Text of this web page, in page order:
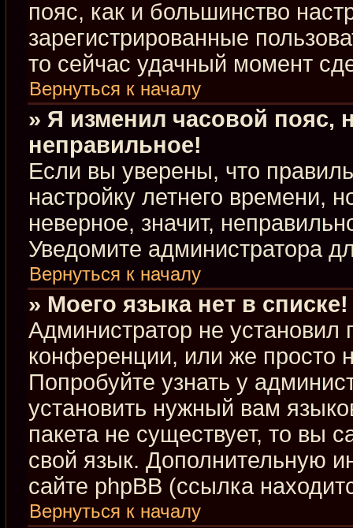
пояс, как и большинство
зарегистрированные
то сейчас удачный момент
Вернуться к началу
» Я изменил часовой пояс,
неправильное!
Если вы уверены, что
настройку летнего времени,
неверное, значит,
Уведомите администратора
Вернуться к началу
» Моего языка нет в списке!
Администратор не
конференции, или же просто
Попробуйте узнать у
установить нужный вам
пакета не существует, то вы
свой язык. Дополнительную
сайте phpBB (ссылка
Вернуться к началу